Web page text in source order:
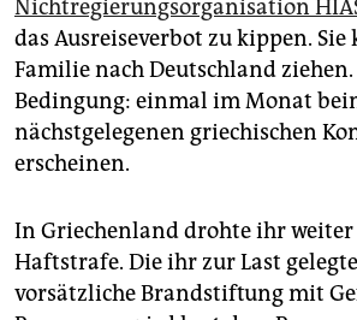
Nichtregierungsorganisation
das Ausreiseverbot zu kippen.
Familie nach Deutschland
Bedingung: einmal im Monat
nächstgelegenen griechischen
erscheinen.
In Griechenland drohte ihr weiter
Haftstrafe. Die ihr zur Last
vorsätzliche Brandstiftung mit